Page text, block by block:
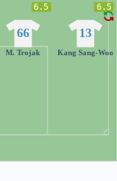
6.5
66
M. Trojak
6.5
13
Kang Sang-Woo